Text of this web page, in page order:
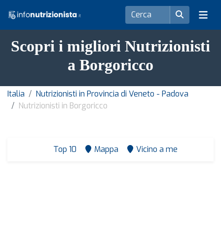
Scopri i migliori Nutrizionisti
a Borgoricco
Italia
Nutrizionisti in Provincia di Veneto - Padova
Nutrizionisti in Borgoricco
Top 10 Mappa Vicino a me